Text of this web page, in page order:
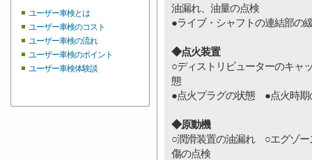
ユーザー車検とは
ユーザー車検のコスト
ユーザー車検の流れ
ユーザー車検のポイント
ユーザー車検体験談
油漏れ、油量の点検
●ライブ・シャフトの連結部の
◆点火装置
○ディストリビューターのキャ
態
●点火プラグの状態 ●点火時期
◆原動機
○潤滑装置の油漏れ ○エグゾー
傷の点検